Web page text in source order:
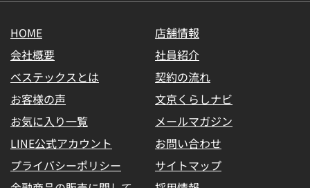
HOME
店舗情報
会社概要
社員紹介
ベステックスとは
契約の流れ
お客様の声
文京くらしナビ
お気に入り一覧
メールマガジン
LINE公式アカウント
お問い合わせ
プライバシーポリシー
サイトマップ